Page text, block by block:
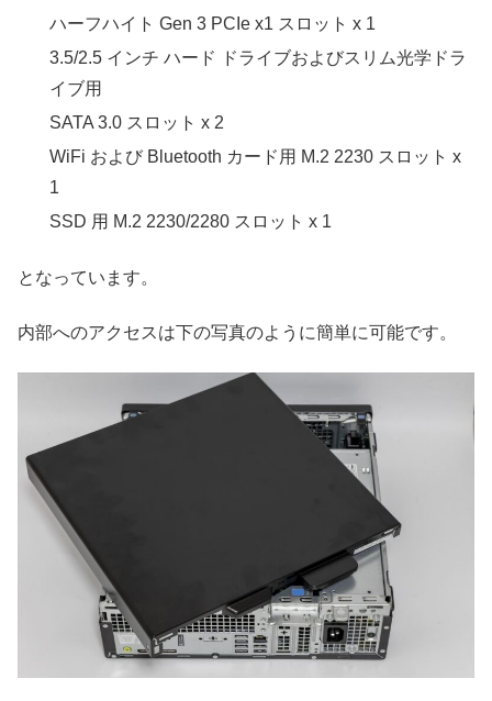
ハーフハイト Gen 3 PCIe x1 スロット x 1
3.5/2.5 インチ ハード ドライブおよびスリム光学ドラ
イブ用
SATA 3.0 スロット x 2
WiFi および Bluetooth カード用 M.2 2230 スロット x
1
SSD 用 M.2 2230/2280 スロット x 1
となっています。
内部へのアクセスは下の写真のように簡単に可能です。